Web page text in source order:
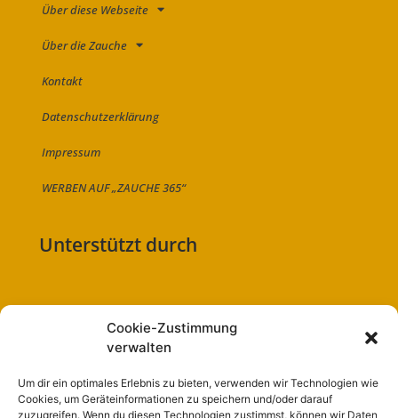
Cookie-Zustimmung
verwalten
Um dir ein optimales Erlebnis zu bieten, verwenden wir Technologien wie
Cookies, um Geräteinformationen zu speichern und/oder darauf
zuzugreifen. Wenn du diesen Technologien zustimmst, können wir Daten
Über diese Webseite
Über die Zauche
Kontakt
Datenschutzerklärung
Impressum
WERBEN AUF „ZAUCHE 365“
Unterstützt durch
Folge uns auf: